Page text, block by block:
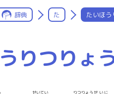
辞典 た たいほう
りつりょ
せいてい りつりょうせいじ